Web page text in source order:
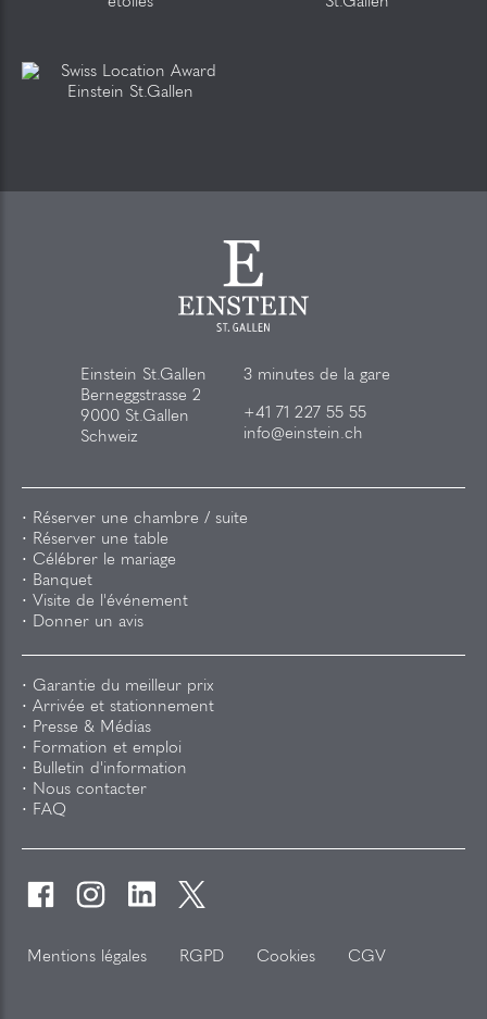
Einstein St.Gallen
Berneggstrasse 2
9000 St.Gallen
Schweiz
3 minutes de la gare
+41 71 227 55 55
info@einstein.ch
Réserver une chambre / suite
Réserver une table
Célébrer le mariage
Banquet
Visite de l'événement
Donner un avis
Garantie du meilleur prix
Arrivée et stationnement
Presse & Médias
Formation et emploi
Bulletin d'information
Nous contacter
FAQ
Mentions légales RGPD Cookies CGV